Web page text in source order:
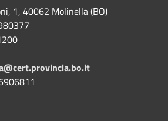
1, 40062 Molinella (BO)